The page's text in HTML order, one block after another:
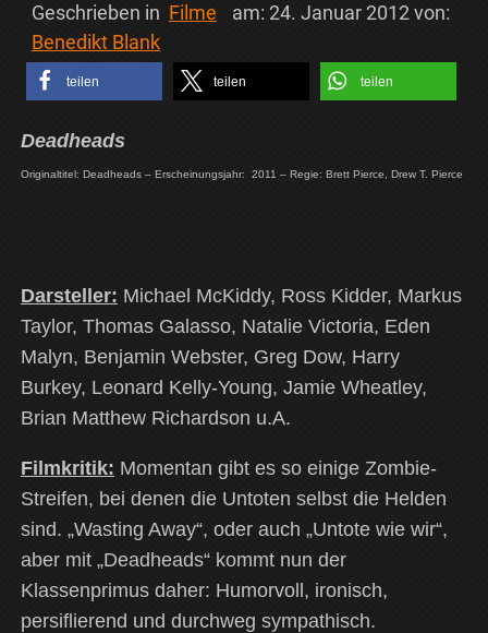
Geschrieben in Filme am: 24. Januar 2012von:
Benedikt Blank
teilen teilen teilen
Deadheads
Originaltitel: Deadheads – Erscheinungsjahr: 2011 – Regie: Brett Pierce, Drew T. Pierce
Darsteller: Michael McKiddy, Ross Kidder, Markus
Taylor, Thomas Galasso, Natalie Victoria, Eden
Malyn, Benjamin Webster, Greg Dow, Harry
Burkey, Leonard Kelly-Young, Jamie Wheatley,
Brian Matthew Richardson u.A.
Filmkritik: Momentan gibt es so einige Zombie-
Streifen, bei denen die Untoten selbst die Helden
sind. „Wasting Away“, oder auch „Untote wie wir“,
aber mit „Deadheads“ kommt nun der
Klassenprimus daher: Humorvoll, ironisch,
persiflierend und durchweg sympathisch.